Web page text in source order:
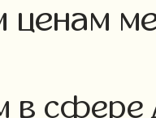
ценам
в сфере